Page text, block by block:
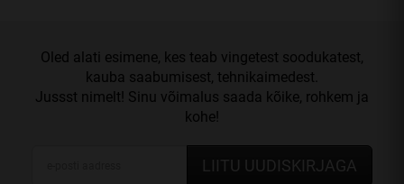
Oled alati esimene, kes teab vingetest soodukatest,
kauba saabumisest, tehnikaimedest.
Jussst nimelt! Sinu võimalus saada kõike, rohkem ja
kohe!
LIITU UUDISKIRJAGA